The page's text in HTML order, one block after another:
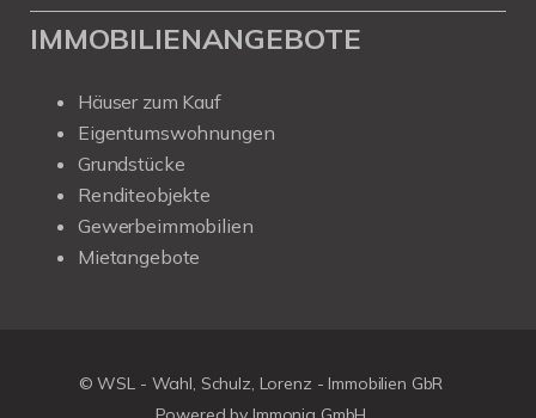
IMMOBILIENANGEBOTE
Häuser zum Kauf
Eigentumswohnungen
Grundstücke
Renditeobjekte
Gewerbeimmobilien
Mietangebote
© WSL - Wahl, Schulz, Lorenz - Immobilien GbR